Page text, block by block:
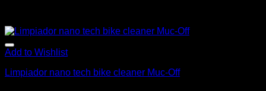
Add to Wishlist
Limpiador nano tech bike cleaner Muc-Off